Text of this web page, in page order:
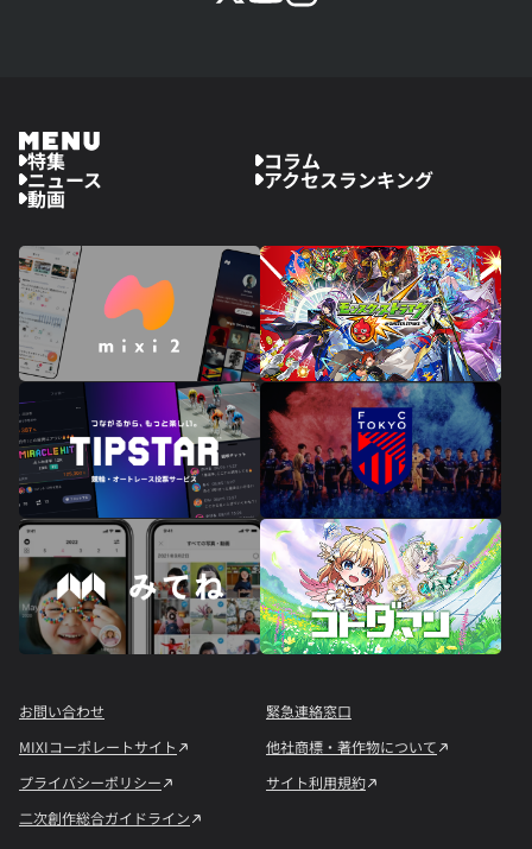
特集 コラム
ニュース アクセスランキング
動画
お問い合わせ
緊急連絡窓口
MIXIコーポレートサイト
他社商標・著作物について
プライバシーポリシー
サイト利用規約
二次創作総合ガイドライン